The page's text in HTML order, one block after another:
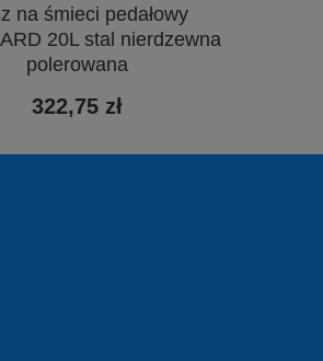
na śmieci pedałowy
20L stal nierdzewna
polerowana
322,75 zł